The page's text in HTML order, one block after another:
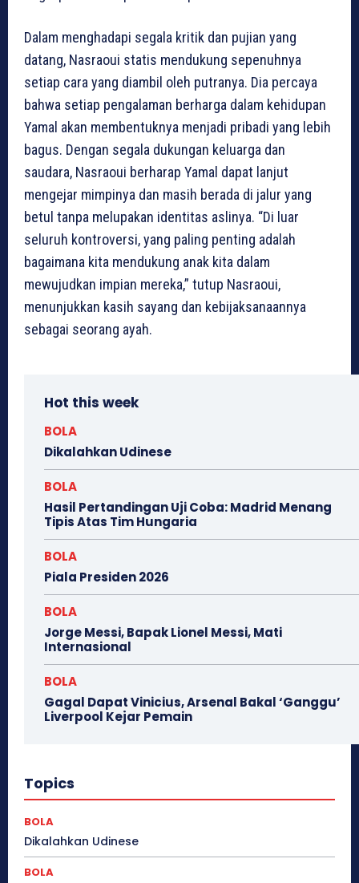
Dalam menghadapi segala kritik dan pujian yang
datang, Nasraoui statis mendukung sepenuhnya
setiap cara yang diambil oleh putranya. Dia percaya
bahwa setiap pengalaman berharga dalam kehidupan
Yamal akan membentuknya menjadi pribadi yang lebih
bagus. Dengan segala dukungan keluarga dan
saudara, Nasraoui berharap Yamal dapat lanjut
mengejar mimpinya dan masih berada di jalur yang
betul tanpa melupakan identitas aslinya. “Di luar
seluruh kontroversi, yang paling penting adalah
bagaimana kita mendukung anak kita dalam
mewujudkan impian mereka,” tutup Nasraoui,
menunjukkan kasih sayang dan kebijaksanaannya
sebagai seorang ayah.
Hot this week
BOLA
Dikalahkan Udinese
BOLA
Hasil Pertandingan Uji Coba: Madrid Menang
Tipis Atas Tim Hungaria
BOLA
Piala Presiden 2026
BOLA
Jorge Messi, Bapak Lionel Messi, Mati
Internasional
BOLA
Gagal Dapat Vinicius, Arsenal Bakal ‘Ganggu’
Liverpool Kejar Pemain
Topics
BOLA
Dikalahkan Udinese
BOLA